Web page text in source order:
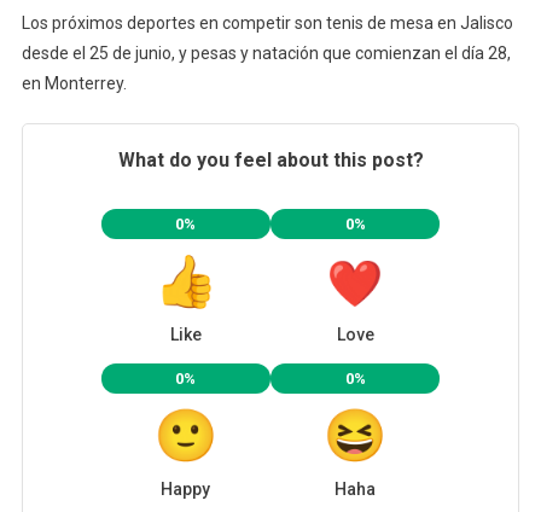
Los próximos deportes en competir son tenis de mesa en Jalisco
desde el 25 de junio, y pesas y natación que comienzan el día 28,
en Monterrey.
What do you feel about this post?
0%
Like
0%
Love
0%
Happy
0%
Haha